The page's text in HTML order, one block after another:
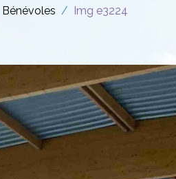
Bénévoles Img e3224